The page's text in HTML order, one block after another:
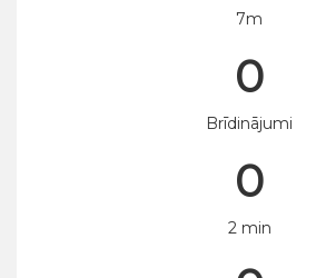
7m
0
Brīdinājumi
0
2 min